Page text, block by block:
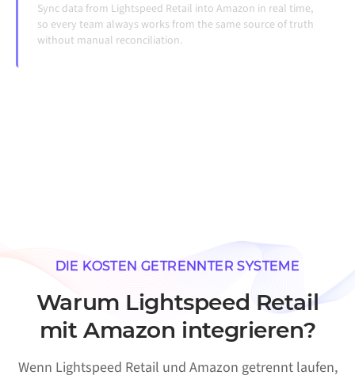
Sync data from Lightspeed Retail into Amazon in real time,
so every team always works from the same source of truth
without manual reconciliation.
DIE KOSTEN GETRENNTER SYSTEME
Warum Lightspeed Retail
mit Amazon integrieren?
Wenn Lightspeed Retail und Amazon getrennt laufen,